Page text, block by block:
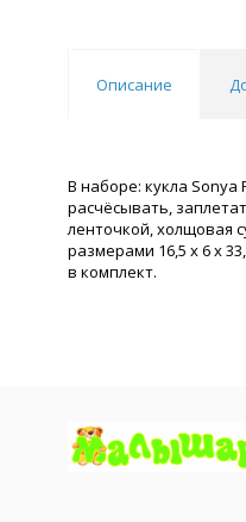
Описание
В наборе: кукла
расчёсывать,
ленточкой, холщовая
размерами 16,5 х 6 х
в комплект.